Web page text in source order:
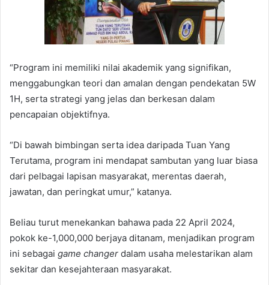
“Program ini memiliki nilai akademik yang signifikan,
menggabungkan teori dan amalan dengan pendekatan 5W
1H, serta strategi yang jelas dan berkesan dalam
pencapaian objektifnya.
“Di bawah bimbingan serta idea daripada Tuan Yang
Terutama, program ini mendapat sambutan yang luar biasa
dari pelbagai lapisan masyarakat, merentas daerah,
jawatan, dan peringkat umur,” katanya.
Beliau turut menekankan bahawa pada 22 April 2024,
pokok ke-1,000,000 berjaya ditanam, menjadikan program
ini sebagai game changer dalam usaha melestarikan alam
sekitar dan kesejahteraan masyarakat.